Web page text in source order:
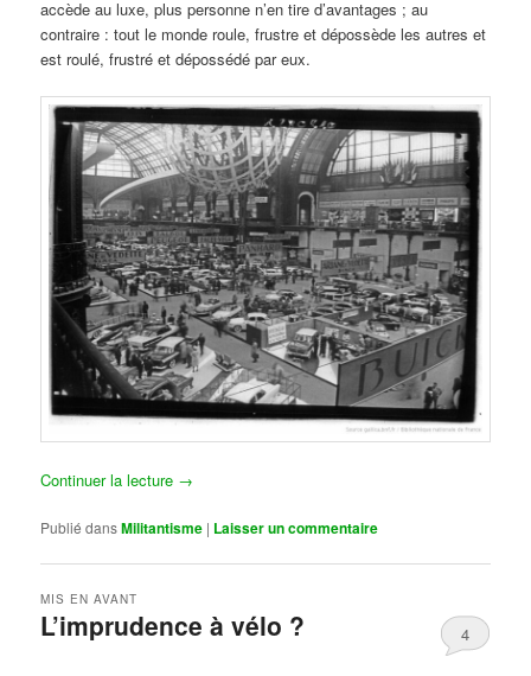
accède au luxe, plus personne n’en tire d’avantages ; au
contraire : tout le monde roule, frustre et dépossède les autres et
est roulé, frustré et dépossédé par eux.
Continuer la lecture →
Publié dansMilitantisme | Laisser un commentaire
L’imprudence à vélo ?
MIS EN AVANT
4